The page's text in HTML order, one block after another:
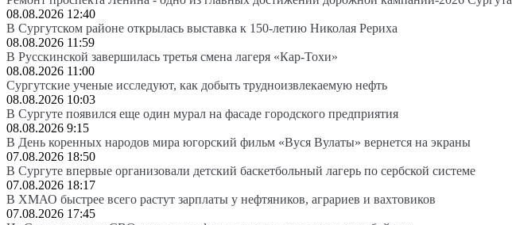
08.08.2026 12:40
В Сургутском районе открылась выставка к 150-летию Николая Рериха
08.08.2026 11:59
В Русскинской завершилась третья смена лагеря «Кар-Тохи»
08.08.2026 11:00
Сургутские ученые исследуют, как добыть трудноизвлекаемую нефть
08.08.2026 10:03
В Сургуте появился еще один мурал на фасаде городского предприятия
08.08.2026 9:15
В День коренных народов мира югорский фильм «Вуся Вулаты» вернется на экраны
07.08.2026 18:50
В Сургуте впервые организовали детский баскетбольный лагерь по сербской системе
07.08.2026 18:17
В ХМАО быстрее всего растут зарплаты у нефтяников, аграриев и вахтовиков
07.08.2026 17:45